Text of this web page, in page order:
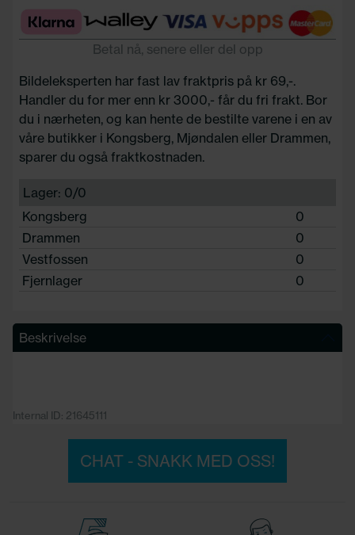
Betal nå, senere eller del opp
Bildeleksperten har fast lav fraktpris på kr 69,-.
Handler du for mer enn kr 3000,- får du fri frakt. Bor
du i nærheten, og kan hente de bestilte varene i en av
våre butikker i Kongsberg, Mjøndalen eller Drammen,
sparer du også fraktkostnaden.
Lager: 0/0
Kongsberg
0
Drammen
0
Vestfossen
0
Fjernlager
0
Beskrivelse
Internal ID: 21645111
CHAT - SNAKK MED OSS!